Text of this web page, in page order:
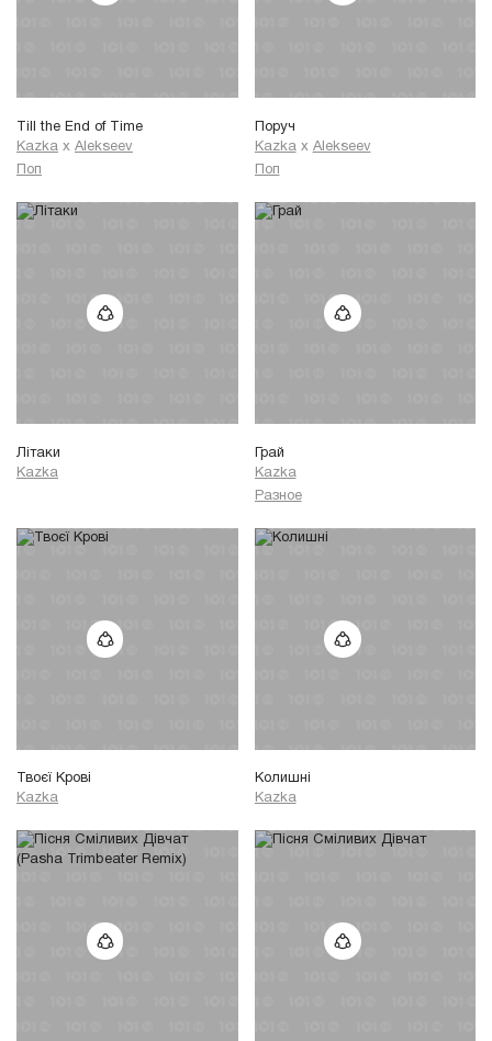
Till the End of Time
Kazka x Alekseev
Поп
Поруч
Kazka x Alekseev
Поп
Літаки
Kazka
Грай
Kazka
Разное
Твоєї Крові
Kazka
Колишні
Kazka